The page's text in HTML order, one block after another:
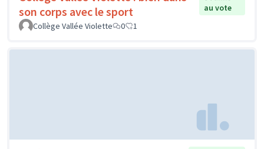
son corps avec le sport
au vote
Collège Vallée Violette
0 1